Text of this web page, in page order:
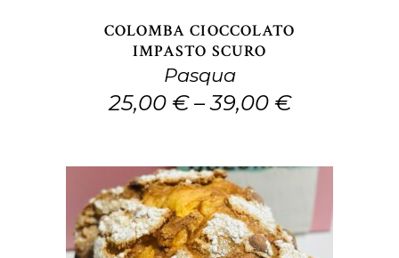
opzioni
possono
essere
scelte
del
prodotto
COLOMBA CIOCCOLATO
IMPASTO SCURO
Pasqua
25,00 €–39,00 €